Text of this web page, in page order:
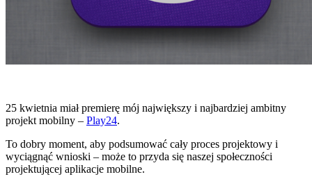
25 kwietnia miał premierę mój największy i najbardziej ambitny
projekt mobilny – Play24.
To dobry moment, aby podsumować cały proces projektowy i
wyciągnąć wnioski – może to przyda się naszej społeczności
projektującej aplikacje mobilne.